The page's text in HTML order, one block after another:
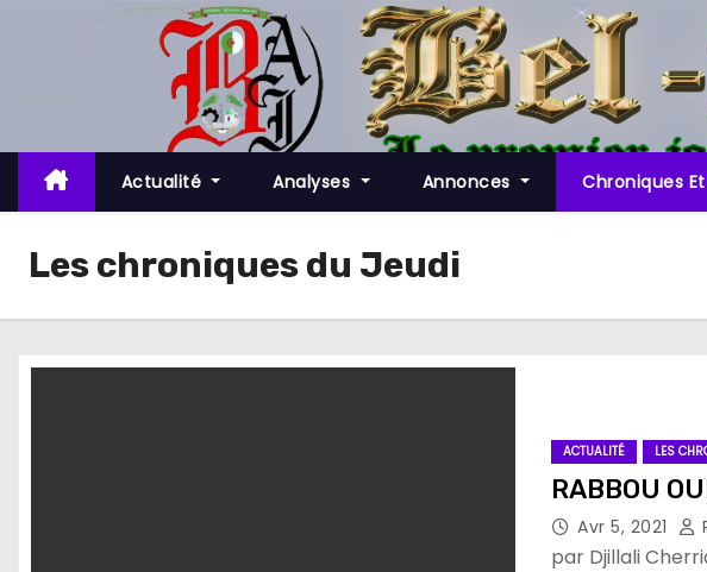
t
c
t
Actualité Analyses Annonces Chroniques
Les chroniques du Jeudi
ACTUALITÉ LES
RABBOU
Avr 5, 2021
par Djillali